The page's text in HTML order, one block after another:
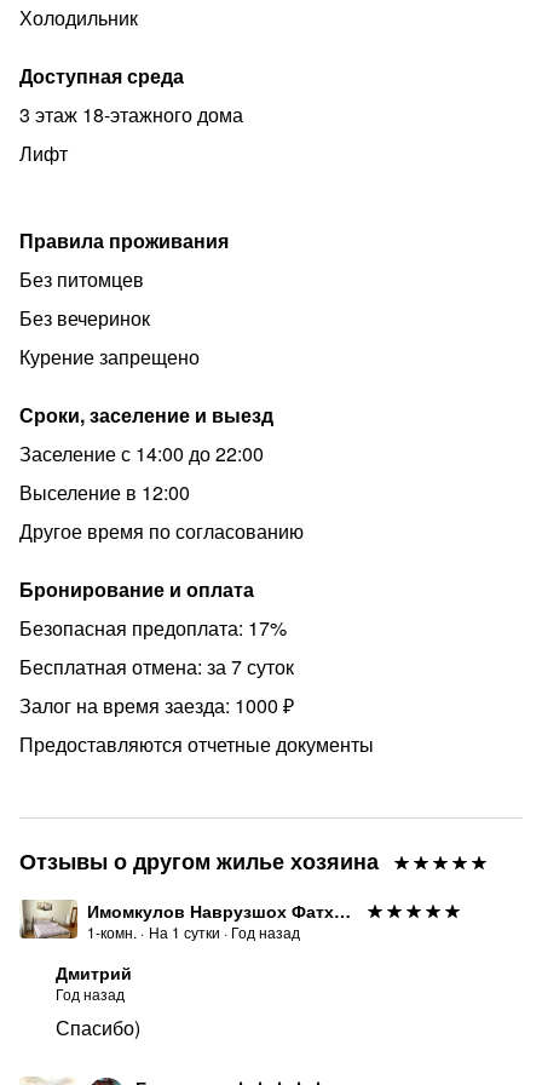
-постельное белье из качественного материал
-WI-FI и SMART-TV
- посуда, кухонные приборы и принадлежности для
приготовления пищи по своему вкусу
МЕРОПРИЯТИЯ
заезд с детьми до 7 лет
КУРИТЬ
заезд с животными
БОЛЬШЕ НЕ ЗАХОТИТЕ ОСТАНАВЛИВАТЬСЯ У
ДРУГИХ
Звоните и пишите! Мы всегда Вам рады!
Холодильник
Доступная среда
3 этаж 18-этажного дома
Лифт
Правила проживания
Без питомцев
Без вечеринок
Курение запрещено
Сроки, заселение и выезд
Заселение с 14:00 до 22:00
Выселение в 12:00
Другое время по согласованию
Бронирование и оплата
Безопасная предоплата: 17%
Бесплатная отмена: за 7 суток
Залог на время заезда: 1000 ₽
Предоставляются отчетные документы
Отзывы о другом жилье хозяина
Имомкулов Наврузшох Фатхуллоевич
1-комн. · На 1 сутки · Год назад
Дмитрий
Год назад
Спасибо)